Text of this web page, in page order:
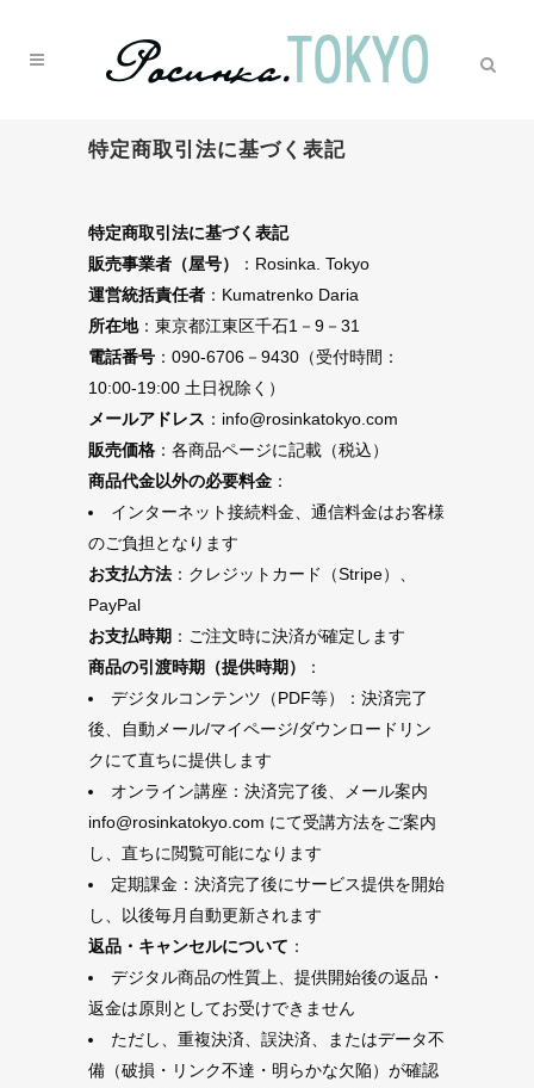
特定商取引法に基づく表記
特定商取引法に基づく表記
販売事業者（屋号）
：Rosinka. Tokyo
運営統括責任者 ：Kumatrenko Daria
所在地：東京都江東区千石1－9－31
電話番号 ：090-6706－9430（受付時間：
10:00-19:00 土日祝除く）
メールアドレス ：info@rosinkatokyo.com
販売価格 ：各商品ページに記載（税込）
商品代金以外の必要料金 ：
インターネット接続料金、通信料金はお客様
のご負担となります
お支払方法 ：クレジットカード（Stripe）、
PayPal
お支払時期 ：ご注文時に決済が確定します
商品の引渡時期（提供時期）
：
デジタルコンテンツ（PDF等）：決済完了
後、自動メール/マイページ/ダウンロードリン
クにて直ちに提供します
オンライン講座：決済完了後、メール案内
info@rosinkatokyo.com にて受講方法をご案内
し、直ちに閲覧可能になります
定期課金：決済完了後にサービス提供を開始
し、以後毎月自動更新されます
返品・キャンセルについて ：
デジタル商品の性質上、提供開始後の返品・
返金は原則としてお受けできません
ただし、重複決済、誤決済、またはデータ不
備（破損・リンク不達・明らかな欠陥）が確認